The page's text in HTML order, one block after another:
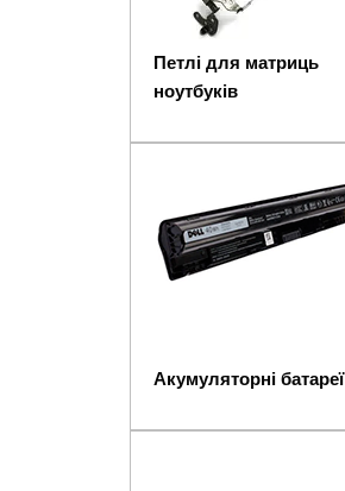
Петлі для матриць
ноутбуків
Акумуляторні батареї